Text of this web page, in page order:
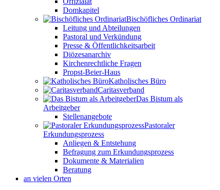
Domkapitel
Bischöfliches Ordinariat
Leitung und Abteilungen
Pastoral und Verkündung
Presse & Öffentlichkeitsarbeit
Diözesanarchiv
Kirchenrechtliche Fragen
Propst-Beier-Haus
Katholisches Büro
Caritasverband
Das Bistum als
Arbeitgeber
Stellenangebote
Pastoraler
Erkundungsprozess
Anliegen & Entstehung
Befragung zum Erkundungsprozess
Dokumente & Materialien
Beratung
an vielen Orten